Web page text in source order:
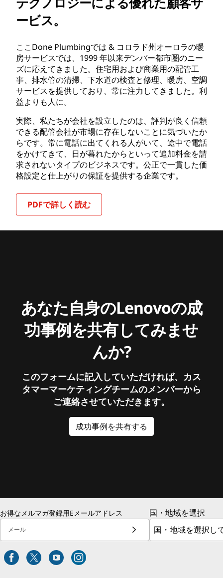
ービス。
ここDone Plumbingでは & コロラド州オーロラの暖
房サービスでは、1999 年以来デンバー都市圏のニー
ズに応えてきました。住宅用および商業用の配管工
事、排水管の清掃、下水道の検査と修理、暖房、空調
サービスを提供しており、常に注力してきました。利
益よりも人に。
実際、私たちが会社を設立したのは、評判が良く信頼
できる配管会社が市場に存在しないことに気づいたか
らです。常に電話に出てくれる人がいて、途中で電話
をかけてきて、日が暮れたからといって追加料金を請
求されないタイプのビジネスです。公正で一貫した価
格設定と仕上がりの保証を提供する企業です。
PDFで詳しく読む
あなた自身のLenovoの成
功事例を共有してみませ
んか?
このフォームに記入していただければ、カス
タマーマーケティングチームのメンバーから
ご連絡させていただきます。
成功事例を共有する
お得なメルマガ登録用Eメールアドレス
メール
国・地域を選択